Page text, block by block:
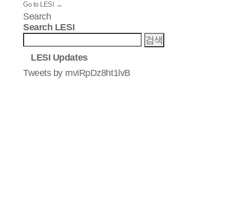
Go to LESI →
Search
Search LESI
검색
LESI Updates
Tweets by rnviRpDz8ht1lvB